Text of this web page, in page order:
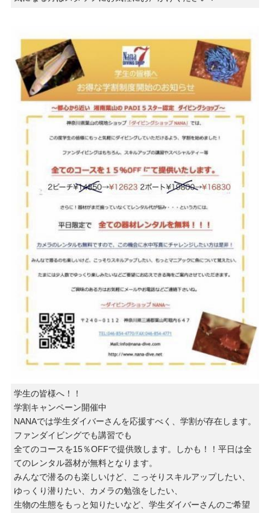
学生の皆様へ！！
学割キャンペーン開催中
NANAでは学生ダイバーさんを応援すべく、学割が存在します。
ファンダイビングでも講習でも
全てのコースを15％OFFで提供致します。しかも！！平日は全
てのレンタル器材が無料となります。
みんなで潜るのも楽しいけど、こっそりスキルアップしたい、
ゆっくり潜りたい、カメラの勉強をしたい、
生物の生態をもっと知りたいなど、学生ダイバーさんのご希望